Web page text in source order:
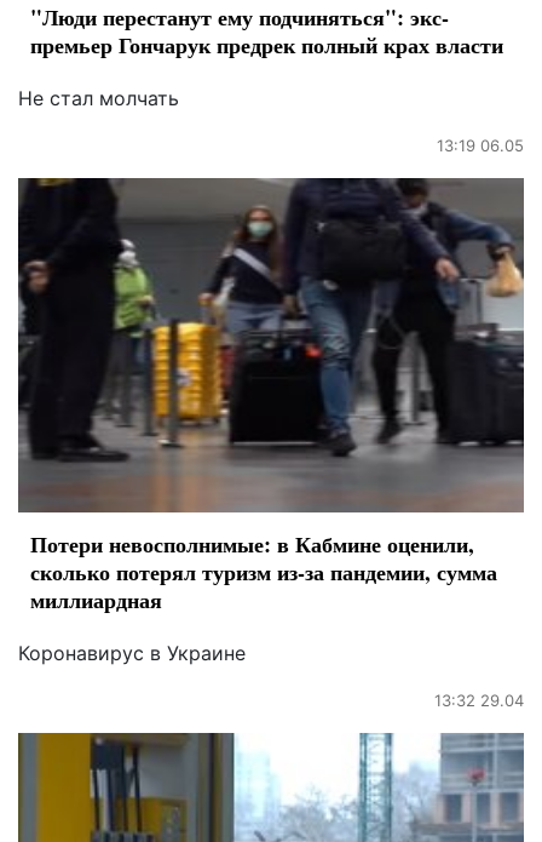
"Люди перестанут ему подчиняться": экс-
премьер Гончарук предрек полный крах власти
Не стал молчать
13:19 06.05
Потери невосполнимые: в Кабмине оценили,
сколько потерял туризм из-за пандемии, сумма
миллиардная
Коронавирус в Украине
13:32 29.04